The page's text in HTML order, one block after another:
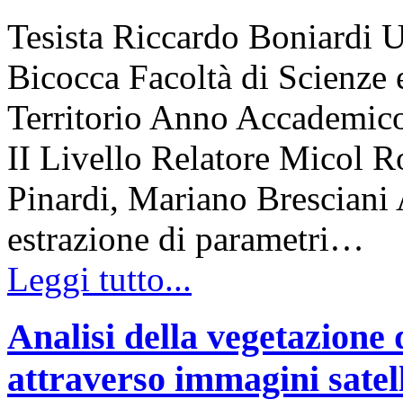
Tesista Riccardo Boniardi
Bicocca Facoltà di
Territorio Anno
II Livello Relatore Micol
Pinardi, Mariano
estrazione di parametri…
Leggi tutto...
Analisi della vegetazione
attraverso immagini